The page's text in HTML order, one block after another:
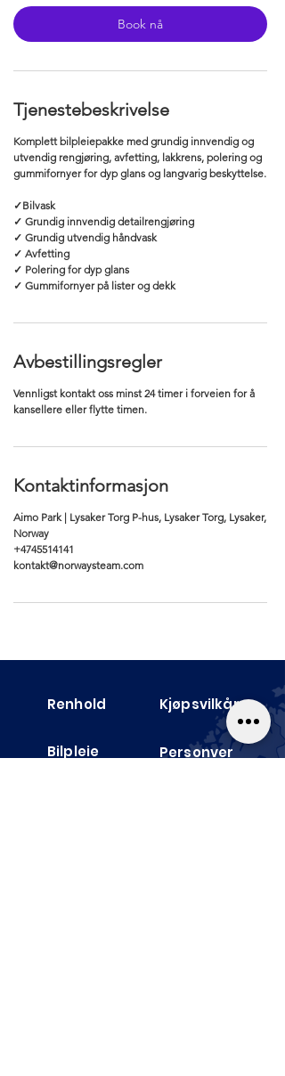
Book nå
Tjenestebeskrivelse
Komplett bilpleiepakke med grundig innvendig og
utvendig rengjøring, avfetting, lakkrens, polering og
gummifornyer for dyp glans og langvarig beskyttelse.
✓Bilvask
✓ Grundig innvendig detailrengjøring
✓ Grundig utvendig håndvask
✓ Avfetting
✓ Polering for dyp glans
✓ Gummifornyer på lister og dekk
Avbestillingsregler
Vennligst kontakt oss minst 24 timer i forveien for å
kansellere eller flytte timen.
Kontaktinformasjon
Aimo Park | Lysaker Torg P-hus, Lysaker Torg, Lysaker,
Norway
+4745514141
kontakt@norwaysteam.com
Renhold
Bilpleie
Kjøpsvilkår
Personver